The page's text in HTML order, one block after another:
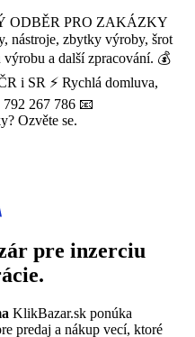
ODBĚR PRO ZAKÁZKY
nástroje, zbytky výroby, šrot
a další zpracování. 💰
i SR ⚡ Rychlá domluva,
267 786 📧
Ozvěte se.
pre inzerciu
KlikBazar.sk ponúka
predaj a nákup vecí, ktoré